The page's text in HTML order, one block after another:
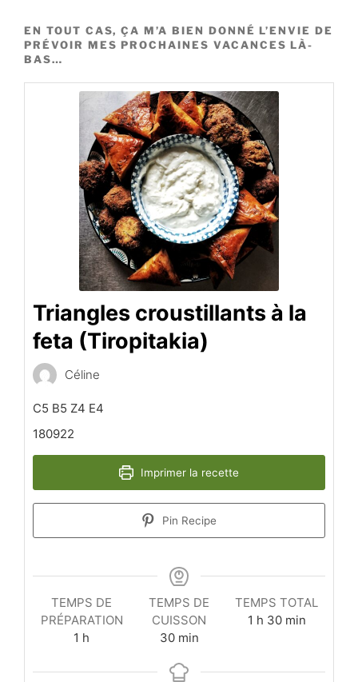
EN TOUT CAS, ÇA M’A BIEN DONNÉ L’ENVIE DE
PRÉVOIR MES PROCHAINES VACANCES LÀ-
BAS…
Triangles croustillants à la
feta (Tiropitakia)
Céline
C5 B5 Z4 E4
180922
Imprimer la recette
Pin Recipe
TEMPS DE
PRÉPARATION
1 heure
h
TEMPS DE
CUISSON
30minutes
min
TEMPS TOTAL
1 heure
h 30minutes
min